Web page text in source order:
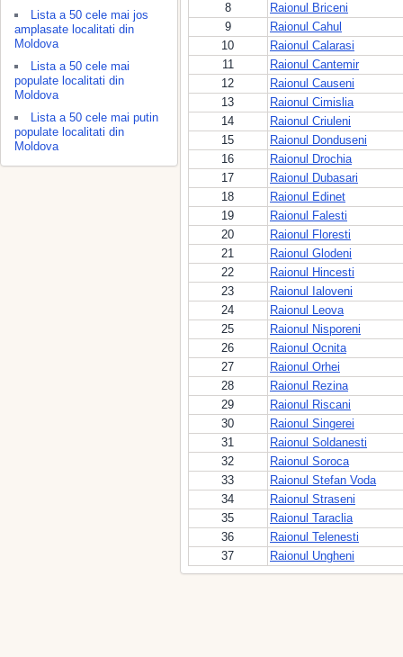
Lista a 50 cele mai jos
amplasate localitati din
Moldova
Lista a 50 cele mai
populate localitati din
Moldova
Lista a 50 cele mai putin
populate localitati din
Moldova
8
Raionul Briceni
9
Raionul Cahul
10
Raionul Calarasi
11
Raionul Cantemir
12
Raionul Causeni
13
Raionul Cimislia
14
Raionul Criuleni
15
Raionul Donduseni
16
Raionul Drochia
17
Raionul Dubasari
18
Raionul Edinet
19
Raionul Falesti
20
Raionul Floresti
21
Raionul Glodeni
22
Raionul Hincesti
23
Raionul Ialoveni
24
Raionul Leova
25
Raionul Nisporeni
26
Raionul Ocnita
27
Raionul Orhei
28
Raionul Rezina
29
Raionul Riscani
30
Raionul Singerei
31
Raionul Soldanesti
32
Raionul Soroca
33
Raionul Stefan Voda
34
Raionul Straseni
35
Raionul Taraclia
36
Raionul Telenesti
37
Raionul Ungheni